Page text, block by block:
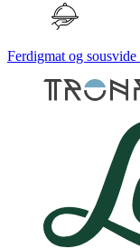
Ferdigmat og sousvide